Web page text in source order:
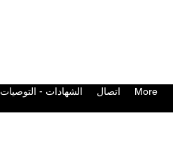
الشهادات - التوصيات اتصال More